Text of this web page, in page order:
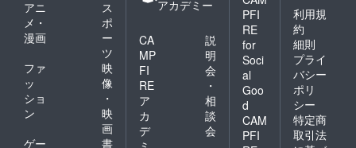
アニ
メ・
漫画
ス
ポ
ー
ツ
ファ
ッ
ショ
ン
映
像
・
映
画
ゲー
書
アカデミー
CA
MP
FI
RE
ア
カ
デ
説
明
会
・
相
談
会
PFI
RE
for
Soci
al
Goo
d
CAM
PFI
利用規
約
細則
プライ
バシー
ポリ
シー
特定商
取引法